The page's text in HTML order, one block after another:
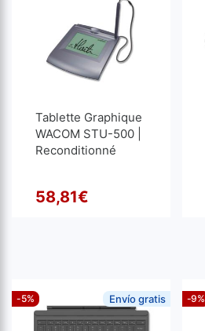
Tablette Graphique
WACOM STU-500 |
Reconditionné
58,81€
-5% Envío gratis -9%